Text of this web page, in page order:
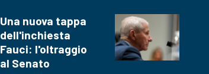
Una nuova tappa
dell'inchiesta
Fauci: l'oltraggio
al Senato